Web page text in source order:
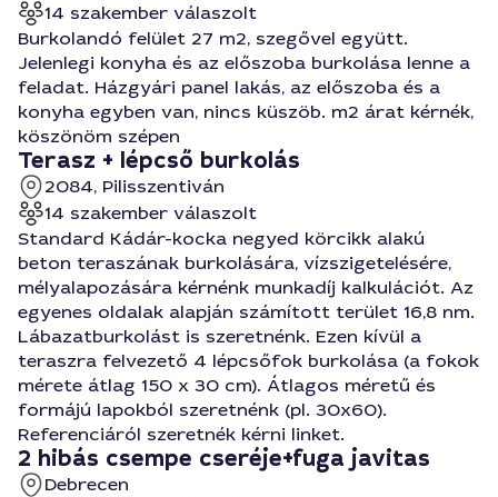
14 szakember válaszolt
Burkolandó felület 27 m2, szegővel együtt.
Jelenlegi konyha és az előszoba burkolása lenne a
feladat. Házgyári panel lakás, az előszoba és a
konyha egyben van, nincs küszöb. m2 árat kérnék,
köszönöm szépen
Terasz + lépcső burkolás
2084, Pilisszentiván
14 szakember válaszolt
Standard Kádár-kocka negyed körcikk alakú
beton teraszának burkolására, vízszigetelésére,
mélyalapozására kérnénk munkadíj kalkulációt. Az
egyenes oldalak alapján számított terület 16,8 nm.
Lábazatburkolást is szeretnénk. Ezen kívül a
teraszra felvezető 4 lépcsőfok burkolása (a fokok
mérete átlag 150 x 30 cm). Átlagos méretű és
formájú lapokból szeretnénk (pl. 30x60).
Referenciáról szeretnék kérni linket.
2 hibás csempe cseréje+fuga javitas
Debrecen